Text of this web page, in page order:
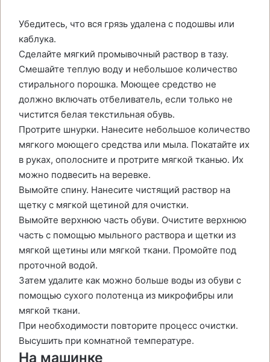
Убедитесь, что вся грязь удалена с подошвы или
каблука.
Сделайте мягкий промывочный раствор в тазу.
Смешайте теплую воду и небольшое количество
стирального порошка. Моющее средство не
должно включать отбеливатель, если только не
чистится белая текстильная обувь.
Протрите шнурки. Нанесите небольшое количество
мягкого моющего средства или мыла. Покатайте их
в руках, ополосните и протрите мягкой тканью. Их
можно подвесить на веревке.
Вымойте спину. Нанесите чистящий раствор на
щетку с мягкой щетиной для очистки.
Вымойте верхнюю часть обуви. Очистите верхнюю
часть с помощью мыльного раствора и щетки из
мягкой щетины или мягкой ткани. Промойте под
проточной водой.
Затем удалите как можно больше воды из обуви с
помощью сухого полотенца из микрофибры или
мягкой ткани.
При необходимости повторите процесс очистки.
Высушить при комнатной температуре.
На машинке